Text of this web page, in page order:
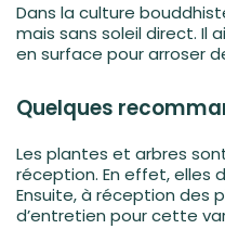
Dans la culture
mais sans soleil direct. Il
en surface pour arroser
Quelques
Les plantes et arbres
réception. En effet, elles
Ensuite, à réception des
d’entretien pour cette